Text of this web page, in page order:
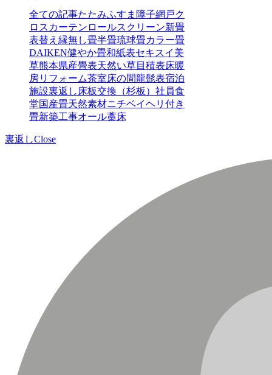
全ての記事たたみふすま 障子網戸ク
ロス カーテン ロールスクリーン新畳
表替え 縁無し畳半畳琉球畳カラー畳
DAIKEN健やか畳和紙表セキスイ 美
草熊本県産畳表天然い草目積表床暖
房リフォーム茶室床の間龍髭表宿泊
施設裏返し 床板交換（杉板） 社員食
堂国産畳天然素材ニチベイヘリ付き
畳新築工事オール藁床
裏返しClose